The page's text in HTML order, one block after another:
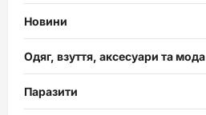
Новини
Одяг, взуття, аксесуари та мода
Паразити